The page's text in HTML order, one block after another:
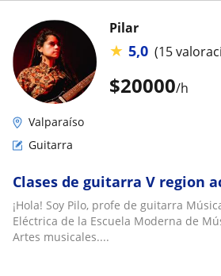
$20000/h
Pilar
★ 5,0 (15
Valparaíso
Guitarra
Clases de guitarra V region
¡Hola! Soy Pilo, profe de guitarra
Eléctrica de la Escuela Moderna de
Artes musicales....